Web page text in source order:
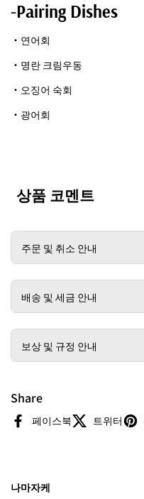
-Pairing Dishes
・연어회
・명란 크림우동
・오징어 숙회
・광어회
상품 코멘트
주문 및 취소 안내
배송 및 세금 안내
보상 및 규정 안내
Share
페이스북 트위터
나마자케